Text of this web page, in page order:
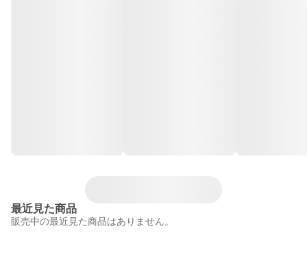
最近見た商品
販売中の最近見た商品はありません。